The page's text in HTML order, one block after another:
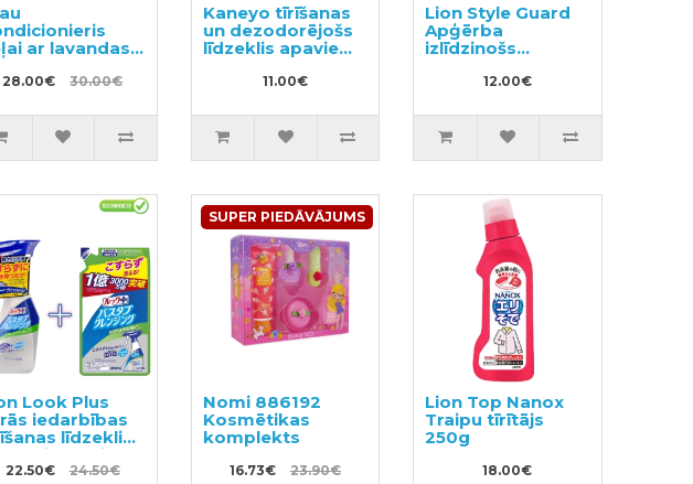
ar lavandas
720ml +
650ml
28.00€ 30.00€
Kaneyo tīrīšanas
un dezodorējošs
līdzeklis apaviem
11.00€
Lion Style Guard
Apģērba
izlīdzinošs
12.00€
Look Plus
iedarbības
līdzeklis
ar
22.50€ 24.50€
SUPER PIEDĀVĀJUMS
Nomi 886192
Kosmētikas
komplekts
16.73€ 23.90€
Lion Top Nanox
Traipu tīrītājs
250g
18.00€